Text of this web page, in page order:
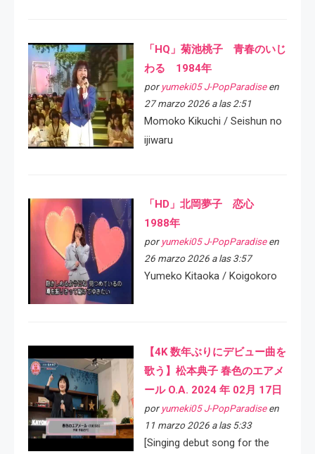
「HQ」菊池桃子 青春のいじ
わる 1984年
por yumeki05 J-PopParadiseen
27 marzo 2026 a las 2:51
Momoko Kikuchi / Seishun no
ijiwaru
「HD」北岡夢子 恋心
1988年
por yumeki05 J-PopParadiseen
26 marzo 2026 a las 3:57
Yumeko Kitaoka / Koigokoro
【4K 数年ぶりにデビュー曲を
歌う】松本典子 春色のエアメ
ール O.A. 2024 年 02月 17日
por yumeki05 J-PopParadiseen
11 marzo 2026 a las 5:33
[Singing debut song for the